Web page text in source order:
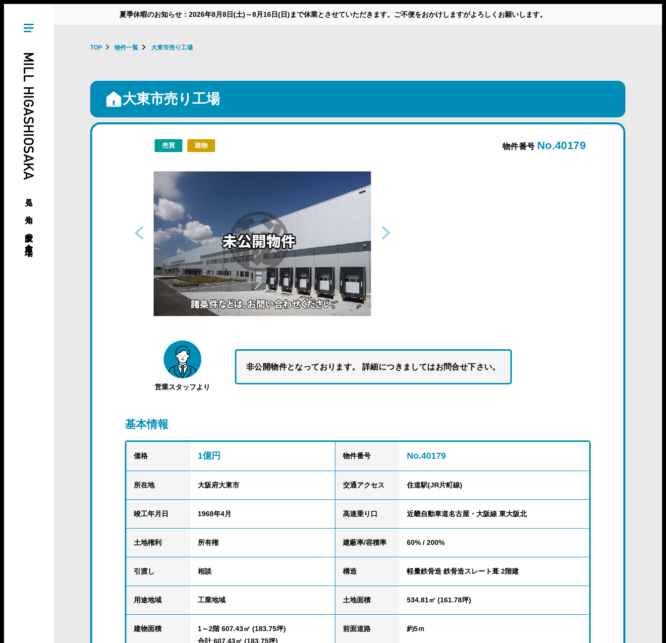
夏季休暇のお知らせ：2026年8月8日(土)～8月16日(日)まで休業とさせていただきます。ご不便をおかけしますがよろしくお願いします。
MILL HIGASHIOSAKA
見る、知る、東大阪の倉庫･工場
TOP 物件一覧 大東市売り工場
大東市売り工場
売買 建物 物件番号 No.40179
営業スタッフより
非公開物件となっております。 詳細につきましてはお問合せ下さい。
基本情報
価格 1億円 物件番号 No.40179
所在地 大阪府大東市 交通アクセス 住道駅(JR片町線)
竣工年月日 1968年4月 高速乗り口 近畿自動車道名古屋・大阪線 東大阪北
土地権利 所有権 建蔽率/容積率 60% / 200%
引渡し 相談 構造 軽量鉄骨造 鉄骨造スレート葺 2階建
用途地域 工業地域 土地面積 534.81㎡ (161.78坪)
建物面積
1～2階 607.43㎡ (183.75坪)
合計 607.43㎡ (183.75坪)
前面道路 約5ｍ